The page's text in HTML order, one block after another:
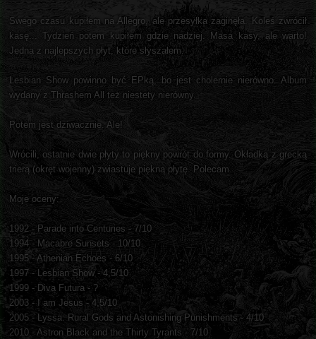
Swego czasu kupiłem na Allegro, ale przesyłka zaginęła. Koleś zwrócił
kasę... Tydzień potem kupiłem gdzie nadziej. Masa kasy, ale warto!
Jedna z najlepszych płyt, które słyszałem.
Lesbian Show powinno być EPką, bo jest cholernie nierówno. Album
wydany z Thrashem All też niestety nierówny.
Potem jest dziwacznie. Ale!
Wrócili, ostatnie dwie płyty to piękny powrót do formy. Okładką z grecką
trierą (okręt wojenny) zwiastuje piękną płytę. Polecam.
Moje oceny:
1992 - Parade into Centuries - 7/10
1994 - Macabre Sunsets - 10/10
1995 - Athenian Echoes - 6/10
1997 - Lesbian Show - 4,5/10
1999 - Diva Futura - ?
2003 - I am Jesus - 4,5/10
2005 - Lyssa: Rural Gods and Astonishing Punishments - 4/10
2010 - Astron Black and the Thirty Tyrants - 7/10